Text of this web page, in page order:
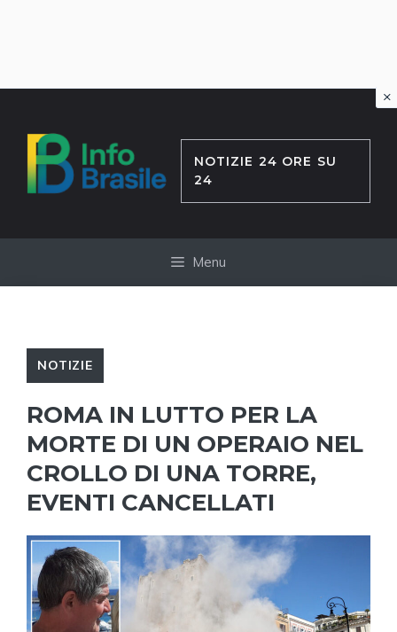
contenuto
NOTIZIE 24 ORE SU
24
Menu
NOTIZIE
ROMA IN LUTTO PER LA
MORTE DI UN OPERAIO NEL
CROLLO DI UNA TORRE,
EVENTI CANCELLATI
×